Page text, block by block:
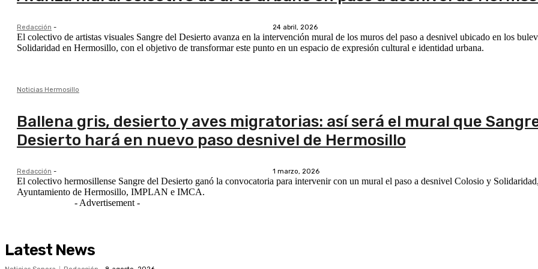
Redacción - 24 abril, 2026
El colectivo de artistas visuales Sangre del Desierto avanza en la intervención mural de los muros del paso a desnivel ubicado en los
Solidaridad en Hermosillo, con el objetivo de transformar este punto en un espacio de expresión cultural e identidad urbana.
Noticias Hermosillo
Ballena gris, desierto y aves migratorias: así será el mural que
Desierto hará en nuevo paso desnivel de Hermosillo
Redacción - 1 marzo, 2026
El colectivo hermosillense Sangre del Desierto ganó la convocatoria para intervenir con un mural el paso a desnivel Colosio y
Ayuntamiento de Hermosillo, IMPLAN e IMCA.
- Advertisement -
Latest News